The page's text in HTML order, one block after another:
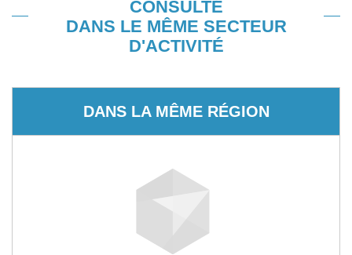
CONSULTÉ
DANS LE MÊME SECTEUR
D'ACTIVITÉ
DANS LA MÊME RÉGION